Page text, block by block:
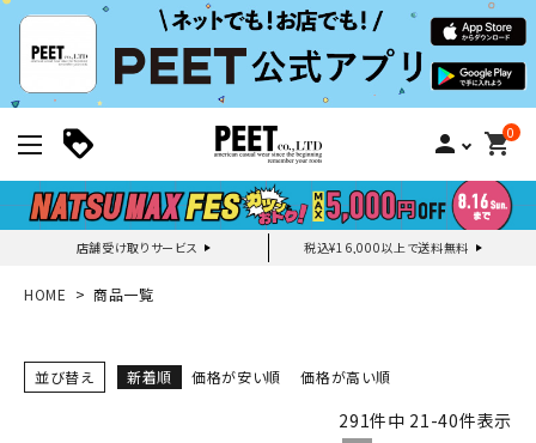
person 0
shopping_cart
店舗受け取りサービス 税込¥16,000以上で送料無料
新規会員登録｜ログイン
ご利用ガイド
HOME 商品一覧
並び替え 新着順 価格が安い順 価格が高い順
291件中 21-40件表示